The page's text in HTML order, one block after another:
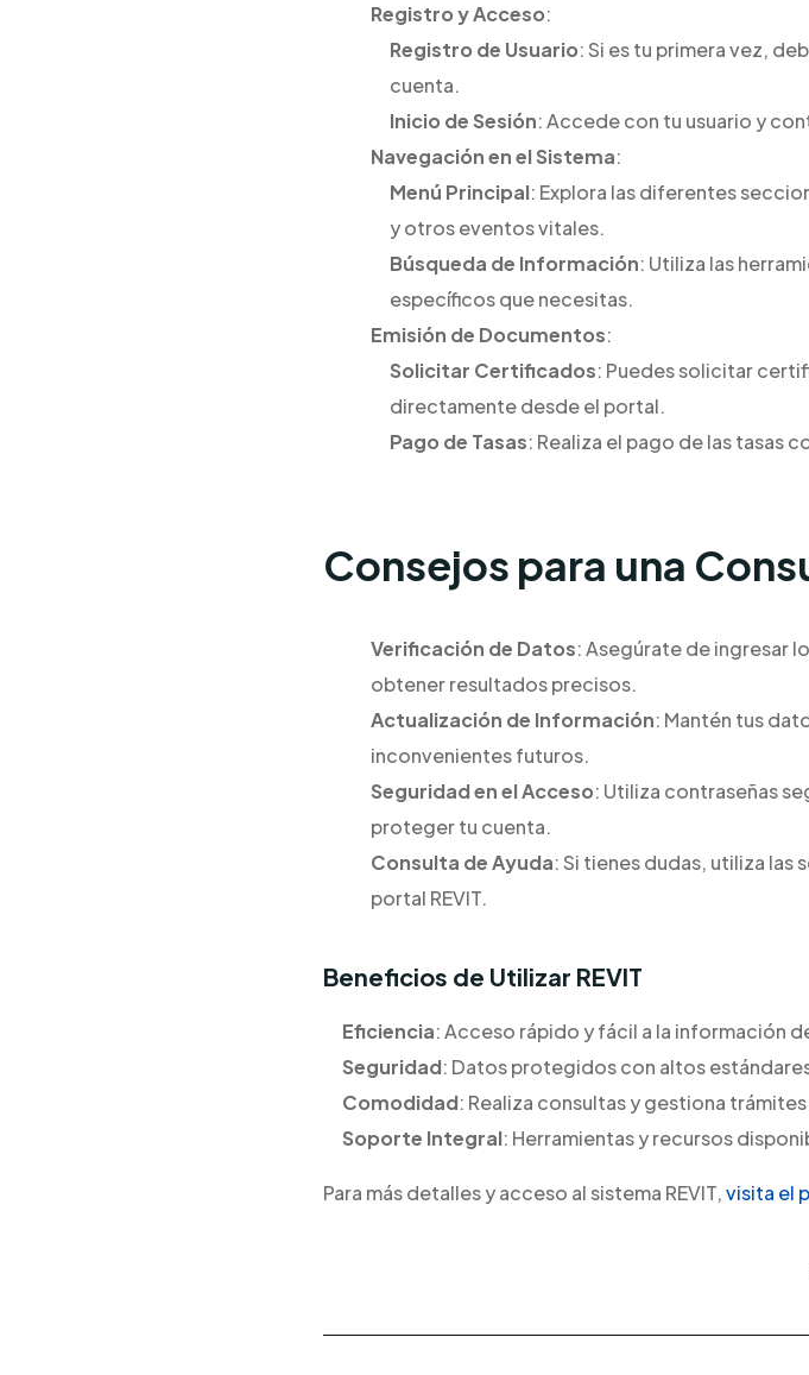
Registro y Acceso:
Registro de Usuario: Si es tu primera vez,
cuenta.
Inicio de Sesión: Accede con tu usuario y
Navegación en el Sistema:
Menú Principal: Explora las diferentes
y otros eventos vitales.
Búsqueda de Información: Utiliza las
específicos que necesitas.
Emisión de Documentos:
Solicitar Certificados: Puedes solicitar
directamente desde el portal.
Pago de Tasas: Realiza el pago de las tasas
Consejos para una
Verificación de Datos: Asegúrate de ingresar
obtener resultados precisos.
Actualización de Información: Mantén tus
inconvenientes futuros.
Seguridad en el Acceso: Utiliza contraseñas
proteger tu cuenta.
Consulta de Ayuda: Si tienes dudas, utiliza
portal REVIT.
Beneficios de Utilizar REVIT
Eficiencia: Acceso rápido y fácil a la información
Seguridad: Datos protegidos con altos
Comodidad: Realiza consultas y gestiona
Soporte Integral: Herramientas y recursos
Para más detalles y acceso al sistema REVIT,visita el